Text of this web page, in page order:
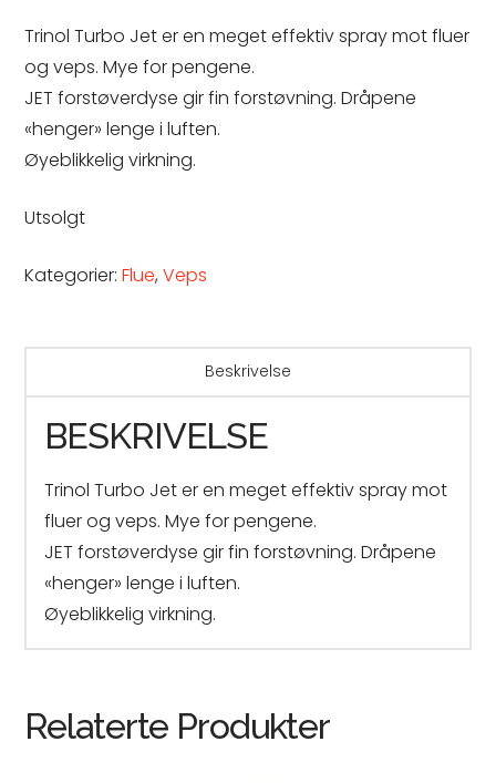
Trinol Turbo Jet er en meget effektiv spray mot fluer
og veps. Mye for pengene.
JET forstøverdyse gir fin forstøvning. Dråpene
«henger» lenge i luften.
Øyeblikkelig virkning.
Utsolgt
Kategorier:Flue,Veps
Beskrivelse
BESKRIVELSE
Trinol Turbo Jet er en meget effektiv spray mot
fluer og veps. Mye for pengene.
JET forstøverdyse gir fin forstøvning. Dråpene
«henger» lenge i luften.
Øyeblikkelig virkning.
Relaterte Produkter